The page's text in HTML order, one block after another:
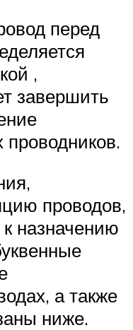
перед
,
завершить
проводников.
проводов,
назначению
а также
ниже.